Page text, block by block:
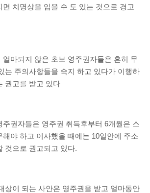
면 치명상을 입을 수 도 있는 것으로 경고
얼마되지 않은 초보 영주권자들은 흔히 무
는 주의사항들을 숙지 하고 있다가 이행하
권고를 받고 있다
주권자들은 영주권 취득후부터 6개월은 스
해야 하고 이사했을 때에는 10일안에 주소
것으로 권고되고 있다.
상이 되는 사안은 영주권을 받고 얼마동안